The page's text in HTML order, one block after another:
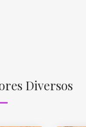
Diversos